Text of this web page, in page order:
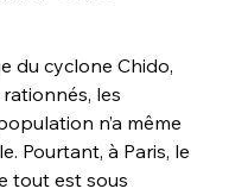
du cyclone Chido,
les
n’a même
Pourtant, à Paris, le
tout est sous